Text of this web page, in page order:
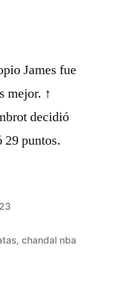
James fue
mejor. ↑
decidió
29 puntos.
, chandal nba